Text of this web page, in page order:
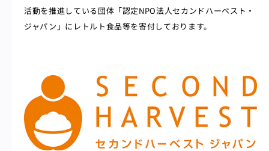
活動を推進している団体「認定NPO法人セカンドハーベスト・
ジャパン」にレトルト食品等を寄付しております。